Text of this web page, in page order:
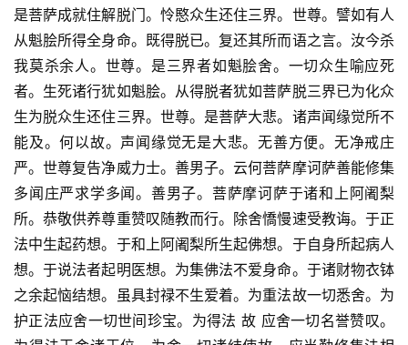
是菩萨成就住解脱门。怜愍众生还住三界。世尊。譬如有人
从魁脍所得全身命。既得脱已。复还其所而语之言。汝今杀
我莫杀余人。世尊。是三界者如魁脍舍。一切众生喻应死
者。生死诸行犹如魁脍。从得脱者犹如菩萨脱三界已为化众
生为脱众生还住三界。世尊。是菩萨大悲。诸声闻缘觉所不
能及。何以故。声闻缘觉无是大悲。无善方便。无净戒庄
严。世尊复告净威力士。善男子。云何菩萨摩诃萨善能修集
多闻庄严求学多闻。善男子。菩萨摩诃萨于诸和上阿阇梨
所。恭敬供养尊重赞叹随教而行。除舍憍慢速受教诲。于正
法中生起药想。于和上阿阇梨所生起佛想。于自身所起病人
想。于说法者起明医想。为集佛法不爱身命。于诸财物衣钵
之余起恼结想。虽具封禄不生爱着。为重法故一切悉舍。为
护正法应舍一切世间珍宝。为得法 故 应舍一切名誉赞叹。